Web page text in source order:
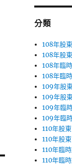
字:
分類
108年股
108年股
108年臨
108年臨
109年股
109年股
109年臨
109年臨
110年股
110年股
110年臨
110年臨